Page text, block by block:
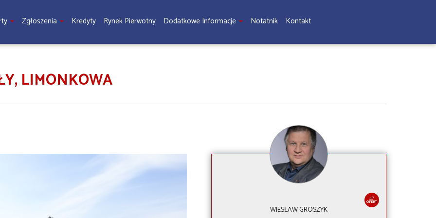
Zgłoszenia Kredyty Rynek Pierwotny Dodatkowe Informacje Notatnik Kontakt
LIMONKOWA
47
OFERT
WIESŁAW GROSZYK